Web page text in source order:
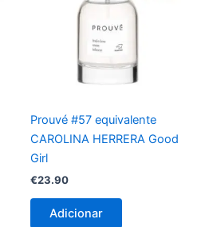
Prouvé #57 equivalente
CAROLINA HERRERA Good
Girl
€23.90
Adicionar